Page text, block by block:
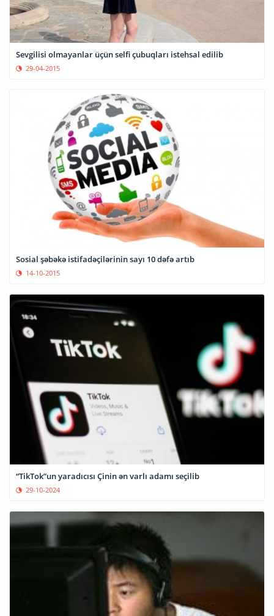
Sevgilisi olmayanlar üçün selfi çubuqları istehsal edilib
29-04-2015
Sosial şəbəkə istifadəçilərinin sayı 10 dəfə artıb
14-10-2015
“TikTok”un yaradıcısı Çinin ən varlı adamı seçilib
29-10-2024